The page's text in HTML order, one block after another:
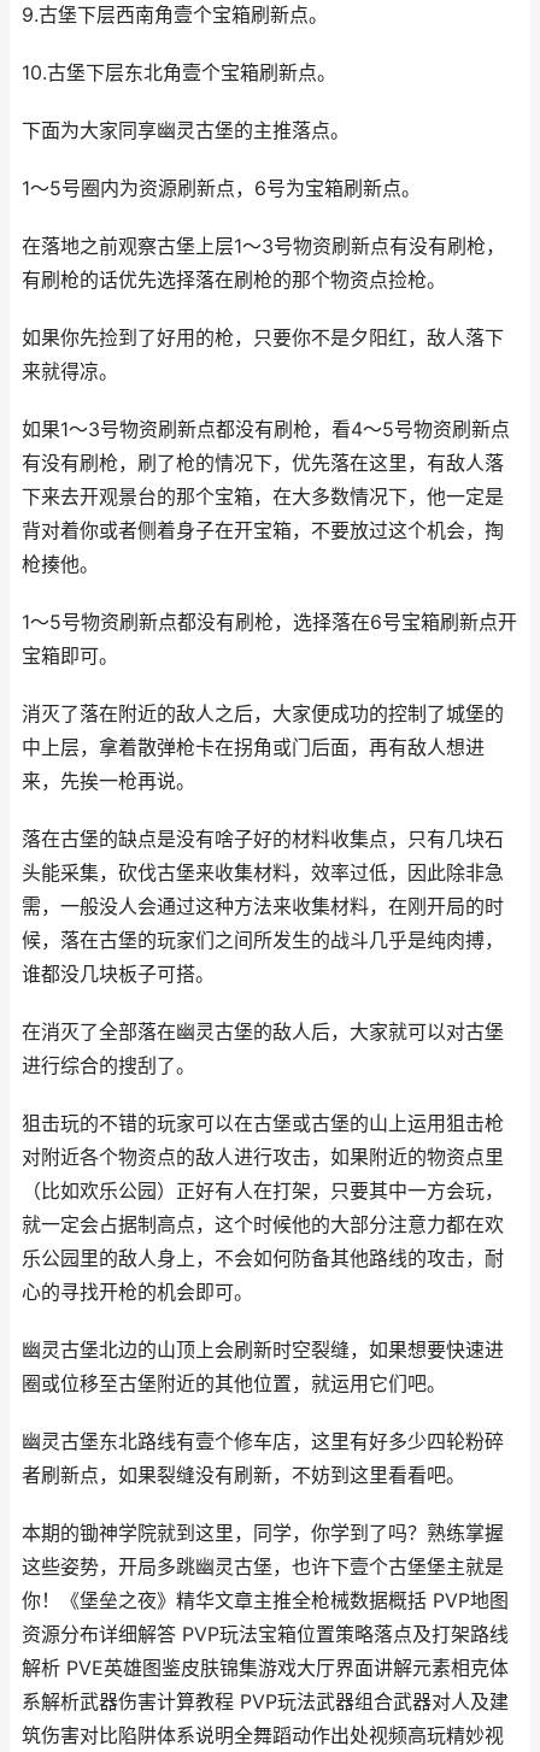
9.古堡下层西南角壹个宝箱刷新点。
10.古堡下层东北角壹个宝箱刷新点。
下面为大家同享幽灵古堡的主推落点。
1～5号圈内为资源刷新点，6号为宝箱刷新点。
在落地之前观察古堡上层1～3号物资刷新点有没有刷枪，
有刷枪的话优先选择落在刷枪的那个物资点捡枪。
如果你先捡到了好用的枪，只要你不是夕阳红，敌人落下
来就得凉。
如果1～3号物资刷新点都没有刷枪，看4～5号物资刷新点
有没有刷枪，刷了枪的情况下，优先落在这里，有敌人落
下来去开观景台的那个宝箱，在大多数情况下，他一定是
背对着你或者侧着身子在开宝箱，不要放过这个机会，掏
枪揍他。
1～5号物资刷新点都没有刷枪，选择落在6号宝箱刷新点开
宝箱即可。
消灭了落在附近的敌人之后，大家便成功的控制了城堡的
中上层，拿着散弹枪卡在拐角或门后面，再有敌人想进
来，先挨一枪再说。
落在古堡的缺点是没有啥子好的材料收集点，只有几块石
头能采集，砍伐古堡来收集材料，效率过低，因此除非急
需，一般没人会通过这种方法来收集材料，在刚开局的时
候，落在古堡的玩家们之间所发生的战斗几乎是纯肉搏，
谁都没几块板子可搭。
在消灭了全部落在幽灵古堡的敌人后，大家就可以对古堡
进行综合的搜刮了。
狙击玩的不错的玩家可以在古堡或古堡的山上运用狙击枪
对附近各个物资点的敌人进行攻击，如果附近的物资点里
（比如欢乐公园）正好有人在打架，只要其中一方会玩，
就一定会占据制高点，这个时候他的大部分注意力都在欢
乐公园里的敌人身上，不会如何防备其他路线的攻击，耐
心的寻找开枪的机会即可。
幽灵古堡北边的山顶上会刷新时空裂缝，如果想要快速进
圈或位移至古堡附近的其他位置，就运用它们吧。
幽灵古堡东北路线有壹个修车店，这里有好多少四轮粉碎
者刷新点，如果裂缝没有刷新，不妨到这里看看吧。
本期的锄神学院就到这里，同学，你学到了吗？熟练掌握
这些姿势，开局多跳幽灵古堡，也许下壹个古堡堡主就是
你！《堡垒之夜》精华文章主推全枪械数据概括 PVP地图
资源分布详细解答 PVP玩法宝箱位置策略落点及打架路线
解析 PVE英雄图鉴皮肤锦集游戏大厅界面讲解元素相克体
系解析武器伤害计算教程 PVP玩法武器组合武器对人及建
筑伤害对比陷阱体系说明全舞蹈动作出处视频高玩精妙视